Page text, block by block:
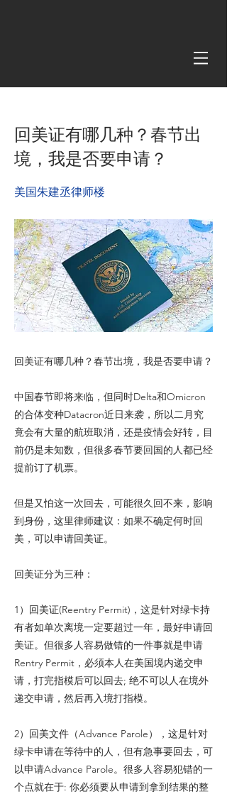
回美证有哪几种？春节出
境，我是否要申请？
美国朱建丞律师楼
回美证有哪几种？春节出境，我是否要申请？
中国春节即将来临，但同时Delta和Omicron
的合体变种Datacron近日来袭，所以二月究
竟会有大量的航班取消，还是疫情会好转，目
前仍是未知数，但很多春节要回国的人都已经
提前订了机票。
但是又怕这一次回去，可能很久回不来，影响
到身份，这里律师建议：如果不确定何时回
美，可以申请回美证。
回美证分为三种：
1）回美证(Reentry Permit)，这是针对绿卡持
有者如单次离境一定要超过一年，最好申请回
美证。但很多人容易做错的一件事就是申请
Rentry Permit，必须本人在美国境内递交申
请，打完指模后可以回去; 绝不可以人在境外
递交申请，然后再入境打指模。
2）回美文件（Advance Parole），这是针对
绿卡申请在等待中的人，但有急事要回去，可
以申请Advance Parole。很多人容易犯错的一
个点就在于: 你必须要从申请到拿到结果的整